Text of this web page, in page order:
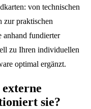
von technischen
zur praktischen
anhand fundierter
zu Ihren individuellen
optimal ergänzt.
sie?